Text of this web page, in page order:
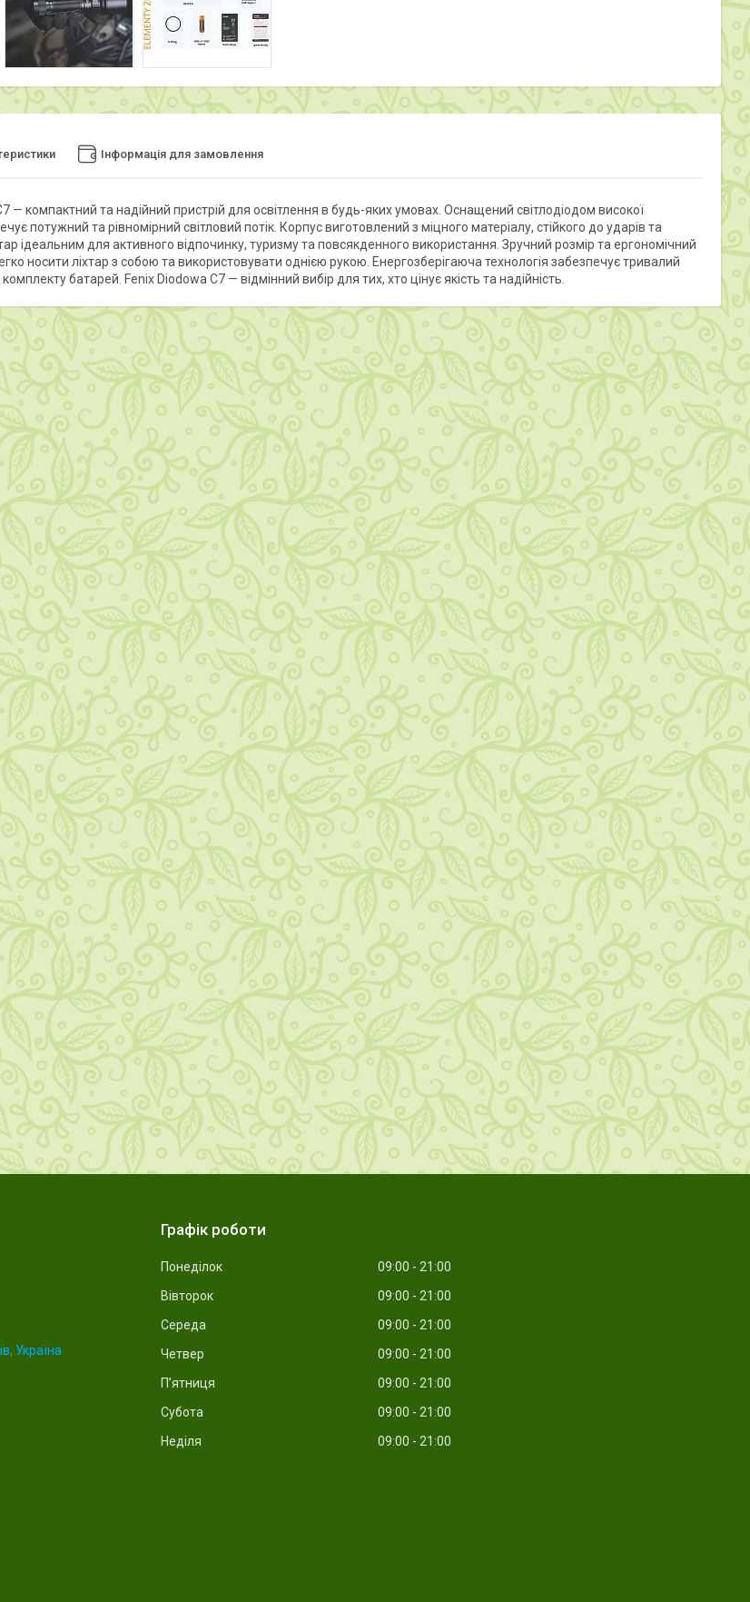
Інформація для замовлення
— компактний та надійний пристрій для освітлення в будь-яких умовах. Оснащений світлодіодом високої
потужний та рівномірний світловий потік. Корпус виготовлений з міцного матеріалу, стійкого до ударів та
ідеальним для активного відпочинку, туризму та повсякденного використання. Зручний розмір та ергономічний
носити ліхтар з собою та використовувати однією рукою. Енергозберігаюча технологія забезпечує тривалий
батарей. Fenix Diodowa C7 — відмінний вибір для тих, хто цінує якість та надійність.
Україна
Графік роботи
Понеділок 09:00
21:00
Вівторок
09:00
21:00
Середа
09:00
21:00
Четвер
09:00
21:00
Пʼятниця
09:00
21:00
Субота
09:00
21:00
Неділя
09:00 21:00